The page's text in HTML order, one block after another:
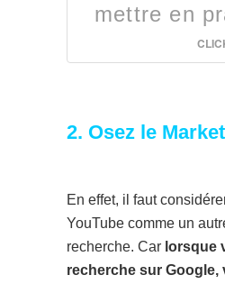
mettre en
2. Osez le
En effet, il faut
YouTube comme un
recherche. Car lorsque
recherche sur Google,